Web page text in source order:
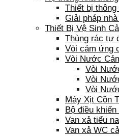
Thiết bị thông
Giải pháp
Thiết Bị Vệ Sinh
Thùng rác tự
Vòi cảm ứng
Vòi Nước
Vòi
Vòi
Vòi
Máy Xịt Cồn
Bộ điều
Van xả tiểu
Van xả WC